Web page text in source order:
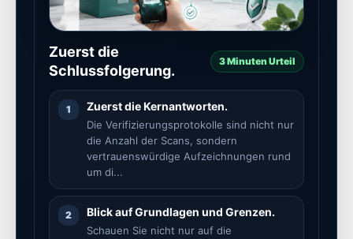
Zuerst die
Schlussfolgerung.
3 Minuten Urteil
1 Zuerst die Kernantworten.
Die Verifizierungsprotokolle sind nicht nur
die Anzahl der Scans, sondern
vertrauenswürdige Aufzeichnungen rund
um di...
2 Blick auf Grundlagen und Grenzen.
Schauen Sie nicht nur auf die